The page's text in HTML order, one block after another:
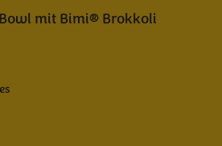
mit Bimi® Brokkoli